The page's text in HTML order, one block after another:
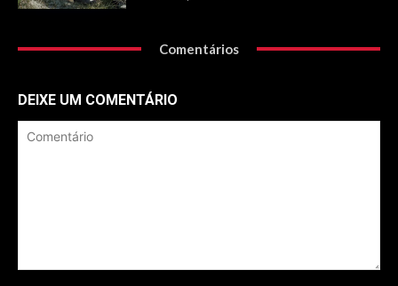
Comentários
DEIXE UM COMENTÁRIO